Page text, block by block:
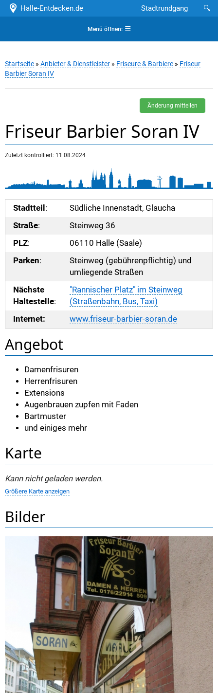
Halle-Entdecken.de 🔍
Stadtrundgang
Menü öffnen:☰
Startseite » Anbieter & Dienstleister » Friseure & Barbiere » Friseur
Barbier Soran IV
Änderung mitteilen
Friseur Barbier Soran IV
Zuletzt kontrolliert: 11.08.2024
Stadtteil :
Südliche Innenstadt, Glaucha
Straße:
Steinweg 36
PLZ:
06110 Halle (Saale)
Parken:
Steinweg (gebührenpflichtig) und
umliegende Straßen
Nächste
Haltestelle:
"Rannischer Platz" im Steinweg
(Straßenbahn, Bus, Taxi)
Internet:
www.friseur-barbier-soran.de
Angebot
Damenfrisuren
Herrenfrisuren
Extensions
Augenbrauen zupfen mit Faden
Bartmuster
und einiges mehr
Karte
Kann nicht geladen werden.
Größere Karte anzeigen
Bilder